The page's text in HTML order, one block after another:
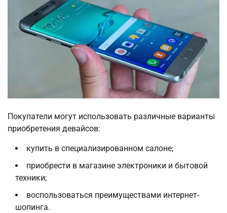
Покупатели могут использовать различные варианты
приобретения девайсов:
купить в специализированном салоне;
приобрести в магазине электроники и бытовой
техники;
воспользоваться преимуществами интернет-
шопинга.